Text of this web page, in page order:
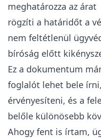
meghatározza az árat
rögzíti a határidőt a
nem feltétlenül
bíróság előtt
Ez a dokumentum
foglalót lehet bele
érvényesíteni, és a
belőle különösebb
Ahogy fent is írtam,